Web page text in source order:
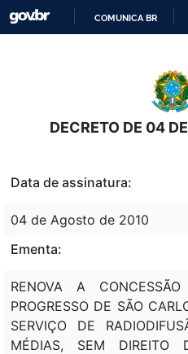
O
COMUNICA BR
DECRETO DE 04
Data de assinatura:
04 de Agosto de 2010
Ementa:
RENOVA A
PROGRESSO DE SÃO
SERVIÇO DE
MÉDIAS, SEM DIREITO